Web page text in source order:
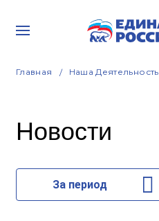
Главная Наша Деятельность
Новости
За период